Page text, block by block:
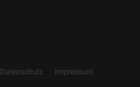
Datenschutz Impressum